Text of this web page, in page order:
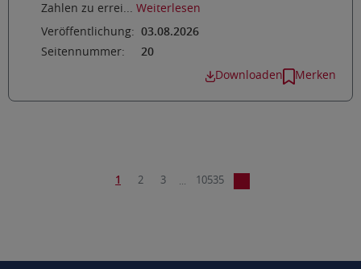
Zahlen zu errei... Weiterlesen
Veröffentlichung:
03.08.2026
Seitennummer:
20
Downloaden Merken
1 2 3 10535